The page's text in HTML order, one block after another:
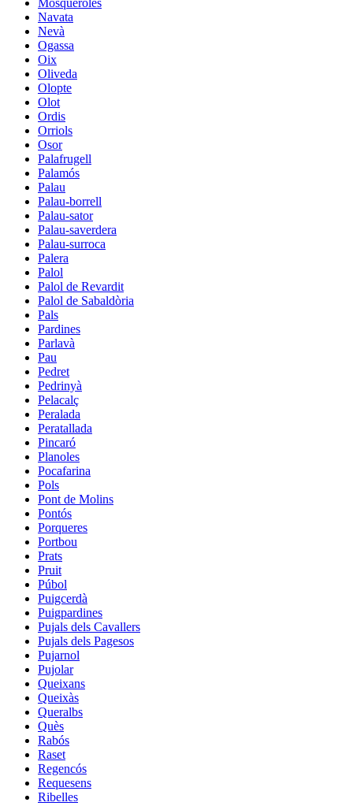
Mosqueroles
Navata
Nevà
Ogassa
Oix
Oliveda
Olopte
Olot
Ordis
Orriols
Osor
Palafrugell
Palamós
Palau
Palau-borrell
Palau-sator
Palau-saverdera
Palau-surroca
Palera
Palol
Palol de Revardit
Palol de Sabaldòria
Pals
Pardines
Parlavà
Pau
Pedret
Pedrinyà
Pelacalç
Peralada
Peratallada
Pincaró
Planoles
Pocafarina
Pols
Pont de Molins
Pontós
Porqueres
Portbou
Prats
Pruit
Púbol
Puigcerdà
Puigpardines
Pujals dels Cavallers
Pujals dels Pagesos
Pujarnol
Pujolar
Queixans
Queixàs
Queralbs
Quès
Rabós
Raset
Regencós
Requesens
Ribelles